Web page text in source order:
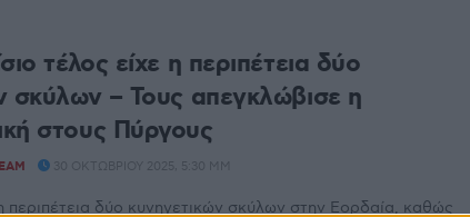
τέλος είχε η περιπέτεια δύο
σκύλων – Τους απεγκλώβισε η
στους Πύργους
30 ΟΚΤΩΒΡΊΟΥ 2025, 5:30 ΜΜ
περιπέτεια δύο κυνηγετικών σκύλων στην Εορδαία, καθώς